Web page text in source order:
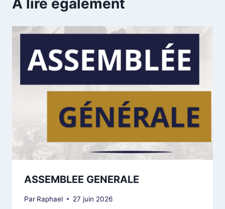
A lire également
ASSEMBLEE GENERALE
Par Raphael 27 juin 2026